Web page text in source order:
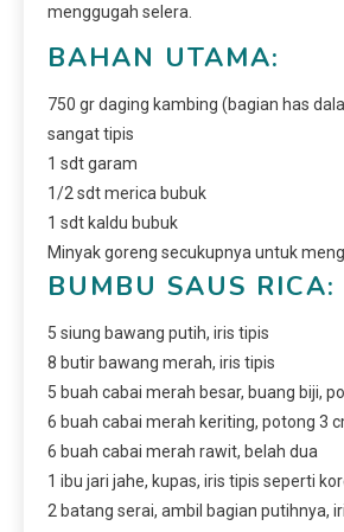
menggugah selera.
BAHAN UTAMA:
750 gr daging kambing (bagian has
sangat tipis
1 sdt garam
1/2 sdt merica bubuk
1 sdt kaldu bubuk
Minyak goreng secukupnya untuk
BUMBU SAUS RICA:
5 siung bawang putih, iris tipis
8 butir bawang merah, iris tipis
5 buah cabai merah besar, buang biji,
6 buah cabai merah keriting, potong 3
6 buah cabai merah rawit, belah dua
1 ibu jari jahe, kupas, iris tipis seperti
2 batang serai, ambil bagian putihnya,